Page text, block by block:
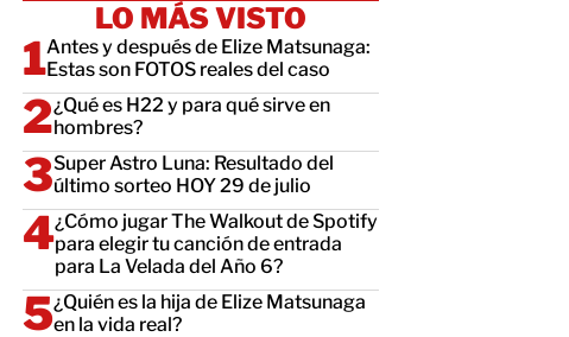
LO MÁS VISTO
Antes y después de Elize Matsunaga:
Estas son FOTOS reales del caso
¿Qué es H22 y para qué sirve en
hombres?
Super Astro Luna: Resultado del
último sorteo HOY 29 de julio
¿Cómo jugar The Walkout de Spotify
para elegir tu canción de entrada
para La Velada del Año 6?
¿Quién es la hija de Elize Matsunaga
en la vida real?